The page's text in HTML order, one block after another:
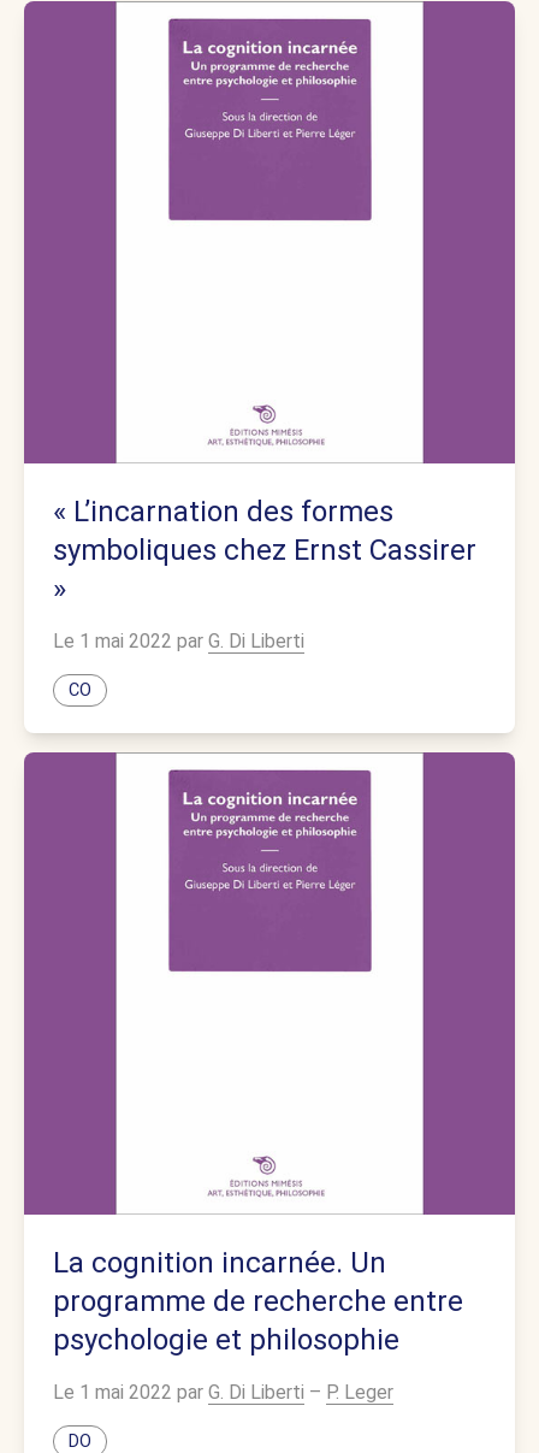
« L’incarnation des formes
symboliques chez Ernst Cassirer
»
Le 1 mai 2022 par G. Di Liberti
CO
La cognition incarnée. Un
programme de recherche entre
psychologie et philosophie
Le 1 mai 2022 par G. Di Liberti – P. Leger
DO